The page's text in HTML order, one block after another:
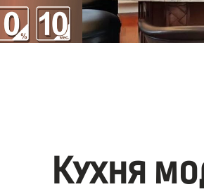
Кухня